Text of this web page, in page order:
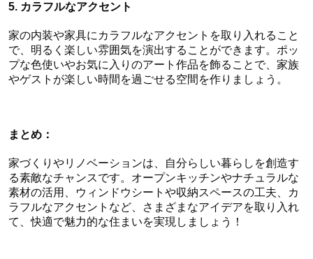
5. カラフルなアクセント
家の内装や家具にカラフルなアクセントを取り入れること
で、明るく楽しい雰囲気を演出することができます。ポッ
プな色使いやお気に入りのアート作品を飾ることで、家族
やゲストが楽しい時間を過ごせる空間を作りましょう。
まとめ：
家づくりやリノベーションは、自分らしい暮らしを創造す
る素敵なチャンスです。オープンキッチンやナチュラルな
素材の活用、ウィンドウシートや収納スペースの工夫、カ
ラフルなアクセントなど、さまざまなアイデアを取り入れ
て、快適で魅力的な住まいを実現しましょう！